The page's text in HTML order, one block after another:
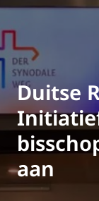
Duitse
aan